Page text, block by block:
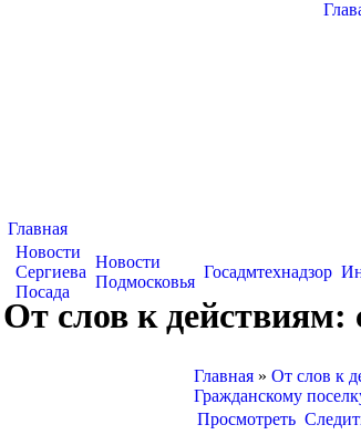
Главная
Новости
Сергиева
Посада
Новости
Подмосковья
Госадмтехнадзор
От слов к действиям:
Главная » От слов к
Гражданскому
Просмотреть